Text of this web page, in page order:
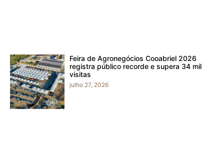
Feira de Agronegócios Cooabriel 2026
registra público recorde e supera 34 mil
visitas
julho 27, 2026